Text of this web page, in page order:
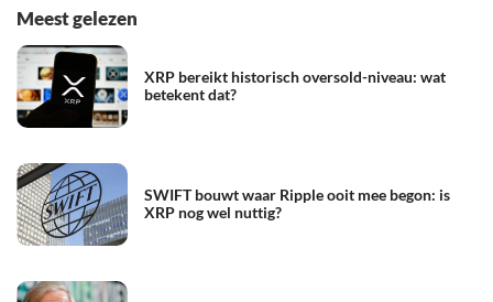
Meest gelezen
XRP bereikt historisch oversold-niveau: wat
betekent dat?
SWIFT bouwt waar Ripple ooit mee begon: is
XRP nog wel nuttig?